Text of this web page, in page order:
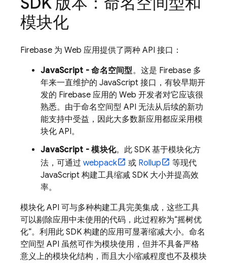
模块化
Firebase 为 Web 应用提供了两种 API 接口：
JavaScript - 命名空间型。这是 Firebase 多
年来一直维护的 JavaScript 接口，有较早期开
发的 Firebase 应用的 Web 开发者对它应该很
熟悉。由于命名空间型 API 无法从后续的新功
能支持中受益，因此大多数新应用都应采用模
块化 API。
JavaScript - 模块化。此 SDK 基于模块化方
法，可通过 webpack 或 Rollup
等现代
JavaScript 构建工具缩减 SDK 大小并提高效
率。
模块化 API 可与多种构建工具完美集成，这些工具
可以剔除应用中未使用的代码，此过程称为“摇树优
化”。利用此 SDK 构建的应用可显著缩减大小。命名
空间型 API 虽然可作为模块使用，但并不具备严格
意义上的模块化结构，而且大小缩减程度也不及模块